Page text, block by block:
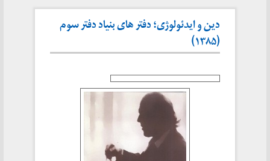
دین و ایدئولوژی؛ دفتر های بنیاد دفتر سوم
(۱۳۸۵)